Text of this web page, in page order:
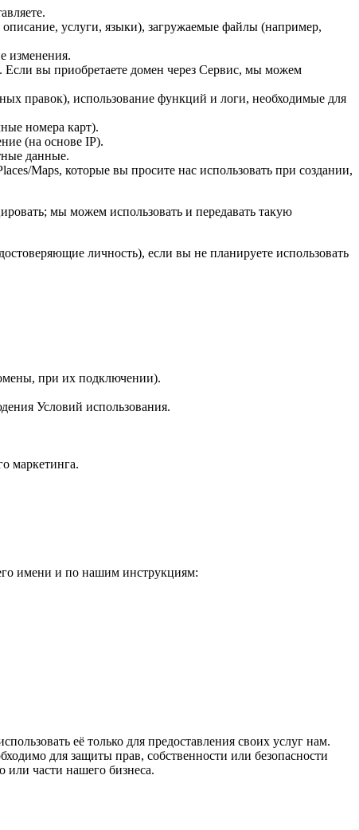
услуги, языки), загружаемые файлы (например,
изменения.
Если вы приобретаете домен через Сервис, мы можем
правок), использование функций и логи, необходимые для
номера карт).
(на основе IP).
данные.
Maps, которые вы просите нас использовать при создании,
мы можем использовать и передавать такую
личность), если вы не планируете использовать
при их подключении).
Условий использования.
маркетинга.
имени и по нашим инструкциям:
её только для предоставления своих услуг нам.
для защиты прав, собственности или безопасности
части нашего бизнеса.